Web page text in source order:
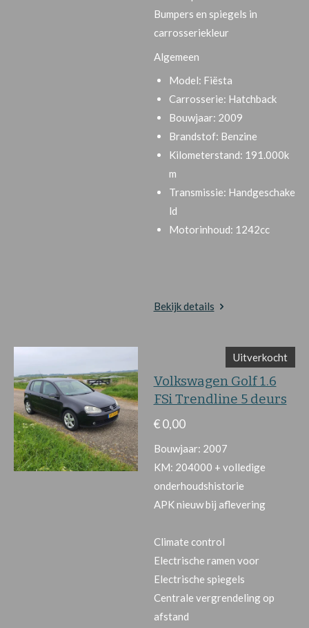
Bumpers en spiegels in
carrosseriekleur
Algemeen
Model: Fiësta
Carrosserie: Hatchback
Bouwjaar: 2009
Brandstof: Benzine
Kilometerstand: 191.000k
m
Transmissie: Handgeschake
ld
Motorinhoud: 1242cc
Bekijk details
Uitverkocht
Volkswagen Golf 1.6
FSi Trendline 5 deurs
€ 0,00
Bouwjaar: 2007
KM: 204000 + volledige
onderhoudshistorie
APK nieuw bij aflevering
Climate control
Electrische ramen voor
Electrische spiegels
Centrale vergrendeling op
afstand